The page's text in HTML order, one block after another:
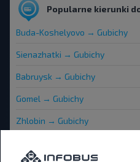
Popularne kierunki
Buda-Koshelyovo → Gubichy
Sienazhatki → Gubichy
Babruysk → Gubichy
Gomel → Gubichy
Zhlobin → Gubichy